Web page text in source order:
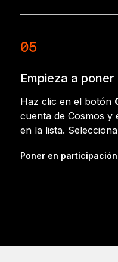
05
Empieza a
Haz clic en el botón
cuenta de Cosmos y
en la lista.
Poner en